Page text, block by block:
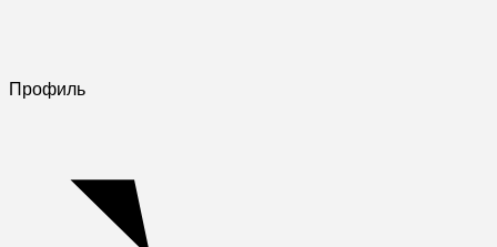
Профиль